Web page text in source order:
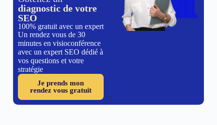
diagnostic de votre
SEO
100% gratuit avec un expert
Un rendez vous de 30
minutes en visioconférence
avec un expert SEO dédié à
vos questions et votre
stratégie
Je prends mon
rendez vous gratuit